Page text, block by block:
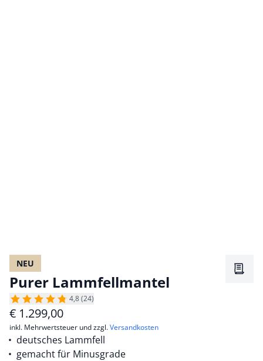
NEU
Purer Lammfellmantel
4,8 (24)
€ 1.299,00
inkl. Mehrwertsteuer und zzgl.Versandkosten
deutsches Lammfell
gemacht für Minusgrade